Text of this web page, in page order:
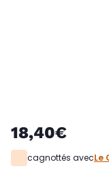
18,40€
cagnottés avecLe